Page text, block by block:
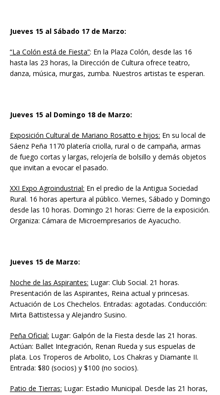
Jueves 15 al Sábado 17 de Marzo:
“La Colón está de Fiesta”: En la Plaza Colón, desde las 16
hasta las 23 horas, la Dirección de Cultura ofrece teatro,
danza, música, murgas, zumba. Nuestros artistas te esperan.
Jueves 15 al Domingo 18 de Marzo:
Exposición Cultural de Mariano Rosatto e hijos: En su local de
Sáenz Peña 1170 platería criolla, rural o de campaña, armas
de fuego cortas y largas, relojería de bolsillo y demás objetos
que invitan a evocar el pasado.
XXI Expo Agroindustrial: En el predio de la Antigua Sociedad
Rural. 16 horas apertura al público. Viernes, Sábado y Domingo
desde las 10 horas. Domingo 21 horas: Cierre de la exposición.
Organiza: Cámara de Microempresarios de Ayacucho.
Jueves 15 de Marzo:
Noche de las Aspirantes: Lugar: Club Social. 21 horas.
Presentación de las Aspirantes, Reina actual y princesas.
Actuación de Los Chechelos. Entradas: agotadas. Conducción:
Mirta Battistessa y Alejandro Susino.
Peña Oficial: Lugar: Galpón de la Fiesta desde las 21 horas.
Actúan: Ballet Integración, Renan Rueda y sus espuelas de
plata. Los Troperos de Arbolito, Los Chakras y Diamante II.
Entrada: $80 (socios) y $100 (no socios).
Patio de Tierras: Lugar: Estadio Municipal. Desde las 21 horas,